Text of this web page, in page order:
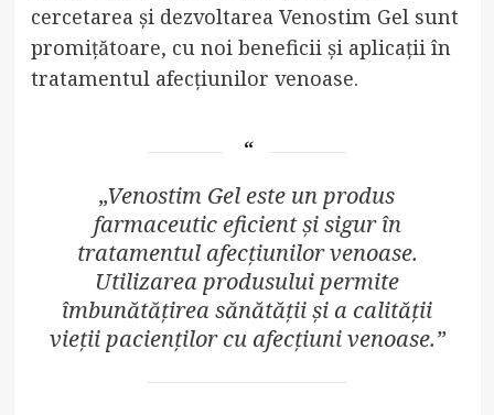
cercetarea și dezvoltarea Venostim Gel sunt
promițătoare, cu noi beneficii și aplicații în
tratamentul afecțiunilor venoase.
„Venostim Gel este un produs
farmaceutic eficient și sigur în
tratamentul afecțiunilor venoase.
Utilizarea produsului permite
îmbunătățirea sănătății și a calității
vieții pacienților cu afecțiuni venoase.”